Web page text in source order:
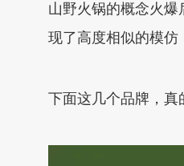
山野火锅的概念火
现了高度相似的模
下面这几个品牌，真